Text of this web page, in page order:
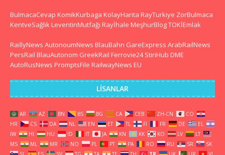
BulmacaCevap KomikKurbaga KolayHarita RayTurkiye ZorBulmaca
KentveSağlık LeventinMutfağı Rayİhale MeşhurBlogTOKİEmlak
RaillyNews AutonoumNews BlauBahn GareExpress ArabRailNews
PersRail BlauAutonom GreekRail Ferrovie24 StiriHub DME
AutoRusNews PromptsFile RailwayNews EU
LISANLAR
AR AZ BN BS BG CA CEB ZH-CN
CO
HR
CS DA NL EN ET TL FI FR DE
EL
IW
HI HU ID IT JA KN KK KO LV
LT
MS
ML MR NO PL PT PA RO RU SR
SK